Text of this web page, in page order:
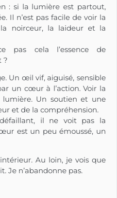
: si la lumière est partout,
Il n’est pas facile de voir la
noirceur, la laideur et la
pas cela l’essence de
?
Un œil vif, aiguisé, sensible
un cœur à l’action. Voir la
lumière. Un soutien et une
et de la compréhension.
il ne voit pas la
est un peu émoussé, un
Au loin, je vois que
Je n’abandonne pas.